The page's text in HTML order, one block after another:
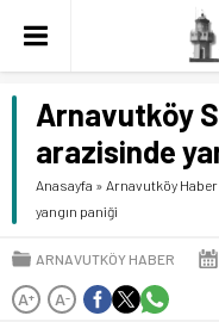
Arnavutköy
arazisinde
Anasayfa » Arnavutköy Haber
yangın paniği
ARNAVUTKÖY HABER
A+ A-